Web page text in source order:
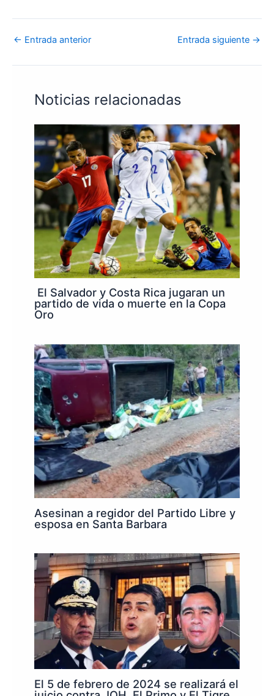
← Entrada anterior Entrada siguiente →
Noticias relacionadas
El Salvador y Costa Rica jugaran un
partido de vida o muerte en la Copa
Oro
Asesinan a regidor del Partido Libre y
esposa en Santa Barbara
El 5 de febrero de 2024 se realizará el